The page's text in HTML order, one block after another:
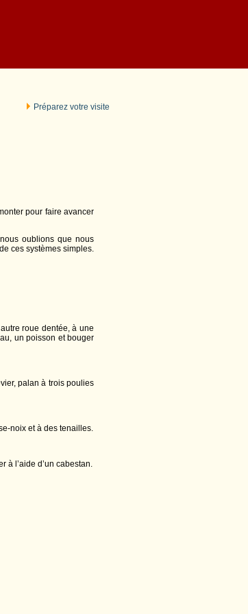
Préparez votre visite
pour faire avancer
oublions que nous
ces systèmes simples.
roue dentée, à une
un poisson et bouger
palan à trois poulies
noix et à des tenailles.
à l’aide d’un cabestan.